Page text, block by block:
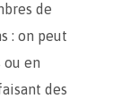
de
: on peut
en
des